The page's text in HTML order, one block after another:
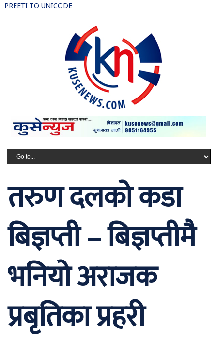
PREETI TO UNICODE
तरुण दलको कडा
बिज्ञप्ती – बिज्ञप्तीमै
भनियो अराजक
प्रबृतिका प्रहरी